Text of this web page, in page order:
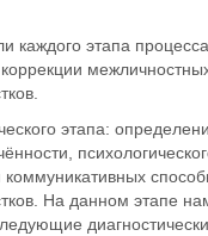
каждого этапа
коррекции
этапа:
коммуникативных
На данном этапе